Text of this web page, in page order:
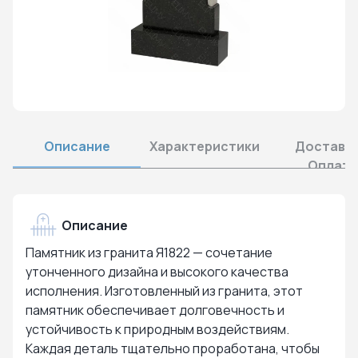
Описание Характеристики
Оплата
Описание
Памятник из гранита Я1822 — сочетание
утонченного дизайна и высокого качества
исполнения. Изготовленный из гранита, этот
памятник обеспечивает долговечность и
устойчивость к природным воздействиям.
Каждая деталь тщательно проработана, чтобы